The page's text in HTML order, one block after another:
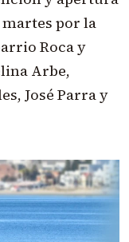
por la
Roca y
Arbe,
José Parra y